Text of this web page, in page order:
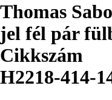
Thomas
jel fél pár
Cikkszám
H2218-414-